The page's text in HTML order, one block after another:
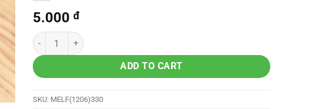
5.000 đ
ADD TO CART
SKU: MELF(1206)330